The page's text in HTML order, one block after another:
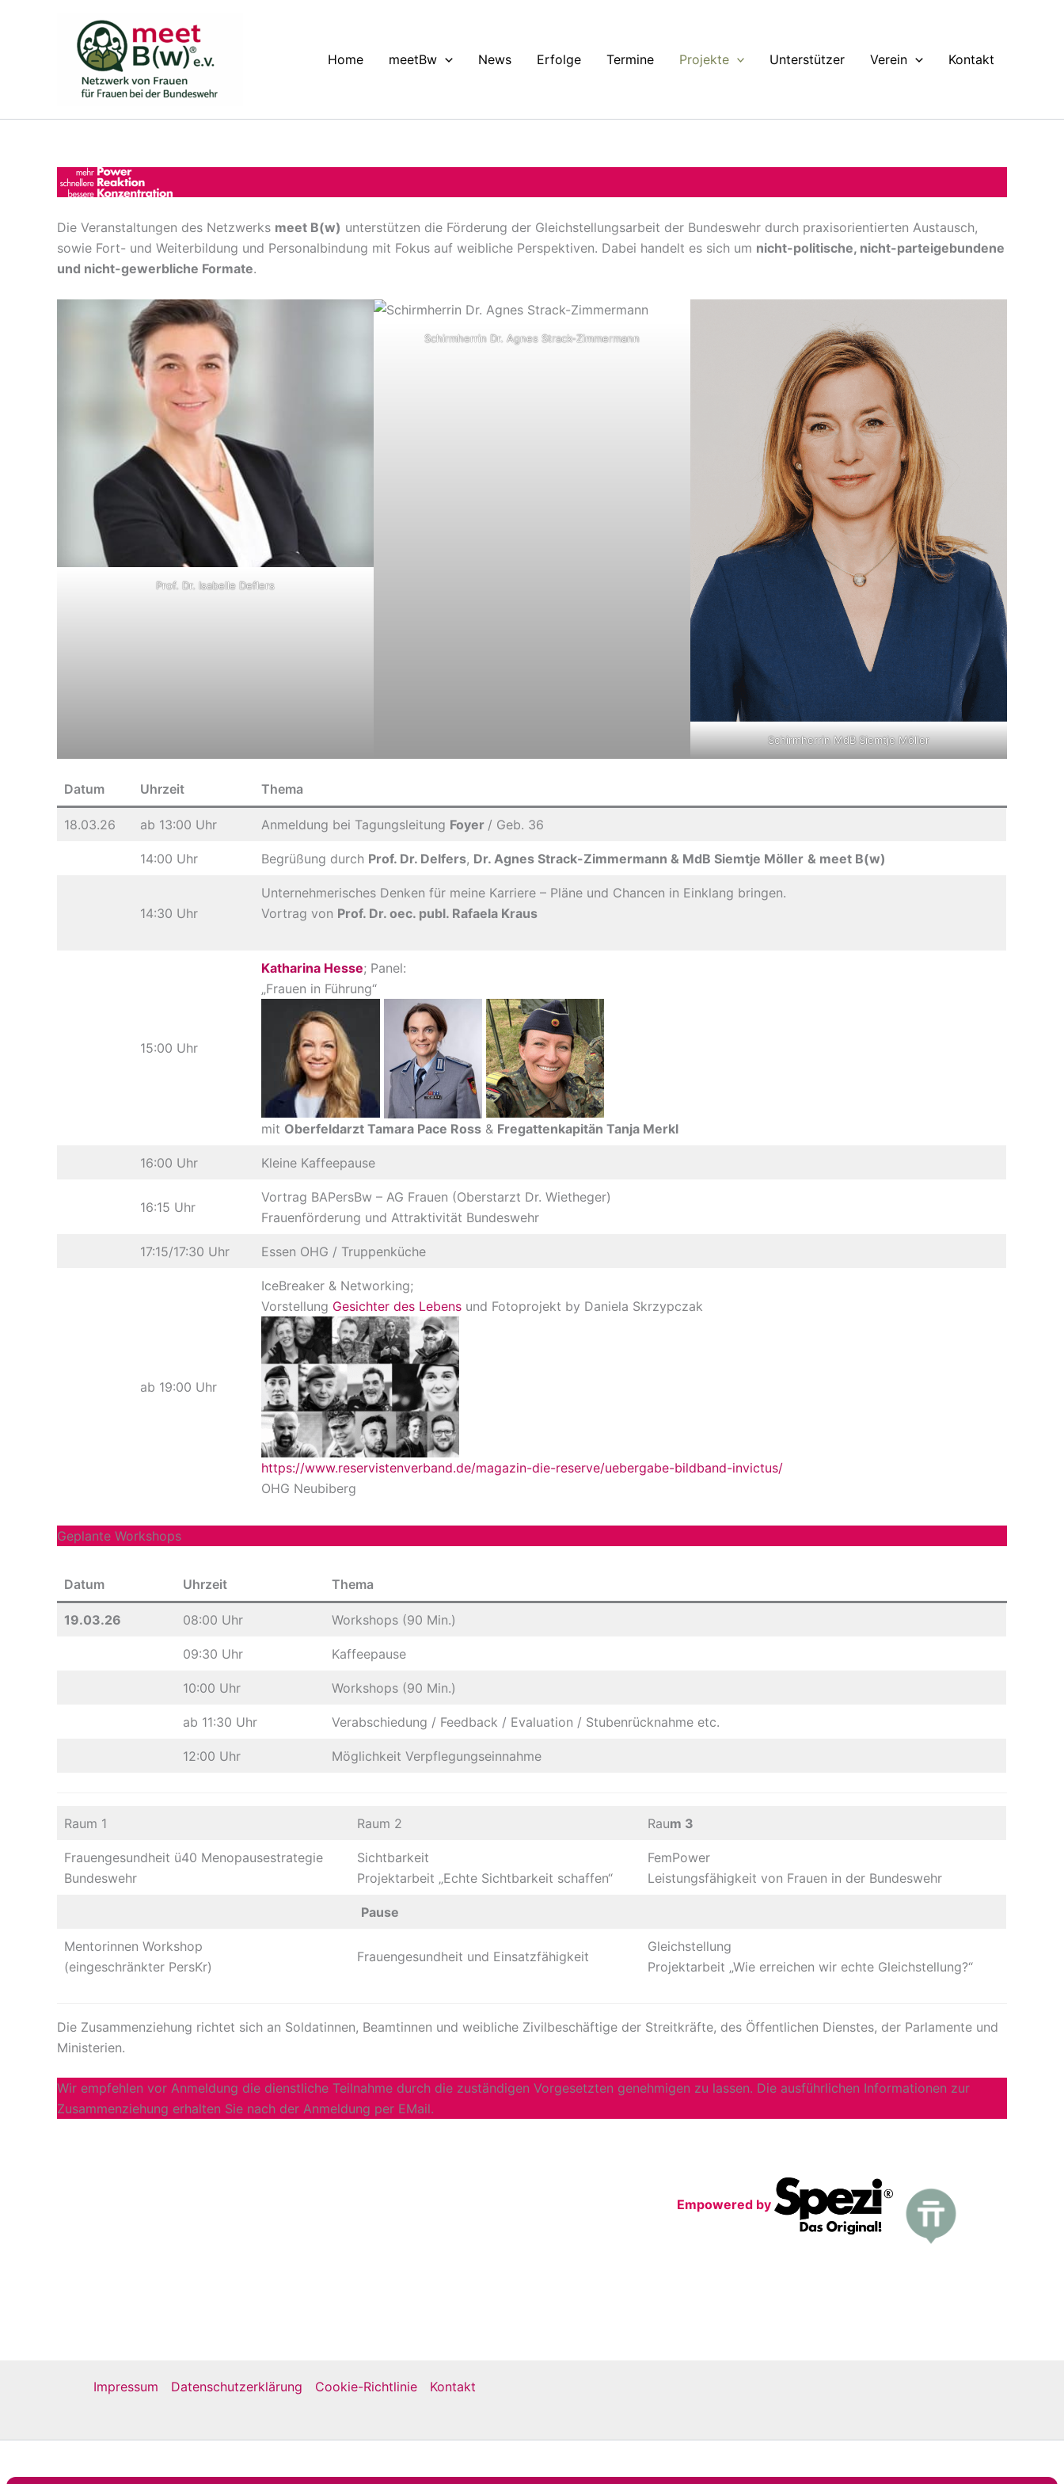
Home meetBw News Erfolge Termine Projekte Unterstützer Verein Kontakt
Die Veranstaltungen des Netzwerks meet B(w) unterstützen die Förderung der Gleichstellungsarbeit der Bundeswehr durch praxisorientierten Austausch,
sowie Fort- und Weiterbildung und Personalbindung mit Fokus auf weibliche Perspektiven. Dabei handelt es sich um nicht-politische, nicht-parteigebundene
und nicht-gewerbliche Formate.
Prof. Dr. Isabelle Deflers
Schirmherrin Dr. Agnes Strack-Zimmermann
Schirmherrin MdB Siemtje Möller
Datum Uhrzeit Thema
18.03.26 ab 13:00 Uhr Anmeldung bei Tagungsleitung Foyer / Geb. 36
14:00 Uhr Begrüßung durch Prof. Dr. Delfers, Dr. Agnes Strack-Zimmermann & MdB Siemtje Möller & meet B(w)
14:30 Uhr
Unternehmerisches Denken für meine Karriere – Pläne und Chancen in Einklang bringen.
Vortrag von Prof. Dr. oec. publ. Rafaela Kraus
15:00 Uhr
Katharina Hesse; Panel:
„Frauen in Führung“
mit Oberfeldarzt Tamara Pace Ross & Fregattenkapitän Tanja Merkl
16:00 Uhr Kleine Kaffeepause
16:15 Uhr
Vortrag BAPersBw – AG Frauen (Oberstarzt Dr. Wietheger)
Frauenförderung und Attraktivität Bundeswehr
17:15/17:30 Uhr Essen OHG / Truppenküche
ab 19:00 Uhr
IceBreaker & Networking;
Vorstellung Gesichter des Lebens und Fotoprojekt by Daniela Skrzypczak
https://www.reservistenverband.de/magazin-die-reserve/uebergabe-bildband-invictus/
OHG Neubiberg
Geplante Workshops
Datum Uhrzeit Thema
19.03.26 08:00 Uhr Workshops (90 Min.)
09:30 Uhr Kaffeepause
10:00 Uhr Workshops (90 Min.)
ab 11:30 Uhr Verabschiedung / Feedback / Evaluation / Stubenrücknahme etc.
12:00 Uhr Möglichkeit Verpflegungseinnahme
Raum 1 Raum 2 Raum 3
Frauengesundheit ü40 Menopausestrategie
Bundeswehr
Sichtbarkeit
Projektarbeit „Echte Sichtbarkeit schaffen“
FemPower
Leistungsfähigkeit von Frauen in der Bundeswehr
Pause
Mentorinnen Workshop
(eingeschränkter PersKr)
Frauengesundheit und Einsatzfähigkeit
Gleichstellung
Projektarbeit „Wie erreichen wir echte Gleichstellung?“
Die Zusammenziehung richtet sich an Soldatinnen, Beamtinnen und weibliche Zivilbeschäftige der Streitkräfte, des Öffentlichen Dienstes, der Parlamente und
Ministerien.
Wir empfehlen vor Anmeldung die dienstliche Teilnahme durch die zuständigen Vorgesetzten genehmigen zu lassen. Die ausführlichen Informationen zur
Zusammenziehung erhalten Sie nach der Anmeldung per EMail.
Empowered by
Impressum Datenschutzerklärung Cookie-Richtlinie Kontakt
Copyright © 2026